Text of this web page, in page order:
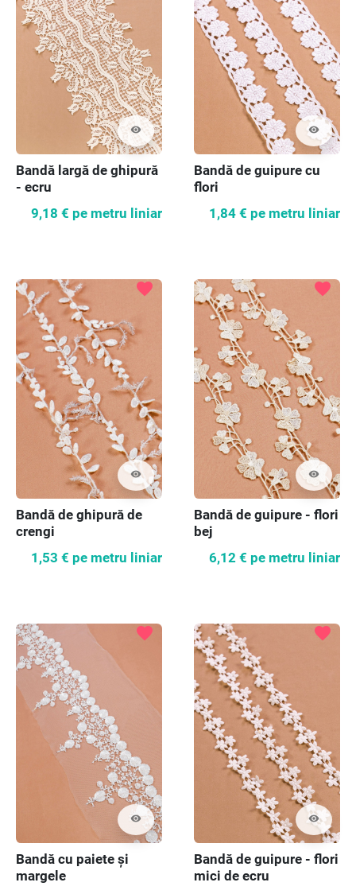
visibility
Bandă largă de ghipură
- ecru
9,18 € pe metru liniar
visibility
Bandă de guipure cu
flori
1,84 € pe metru liniar
visibility
favorite
Bandă de ghipură de
crengi
1,53 € pe metru liniar
visibility
favorite
Bandă de guipure - flori
bej
6,12 € pe metru liniar
visibility
favorite
Bandă cu paiete și
margele
visibility
favorite
Bandă de guipure - flori
mici de ecru